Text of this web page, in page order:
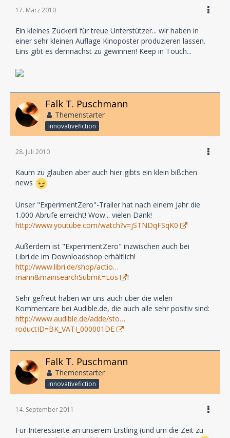
17. März 2010
Ein kleines Zuckerli für treue Unterstützer... wir haben in
einer sehr kleinen Auflage Kinoposter produzieren lassen.
Eins gibt es demnächst zu gewinnen! Keep in Touch...
Falk T. Puschmann
Themenstarter
innovativefiction
28. Juli 2010
Kaum zu glauben aber auch hier gibts ein klein bißchen
news
Unser "ExperimentZero"-Trailer hat nach einem Jahr die
1.000 Abrufe erreicht! Wow... vielen Dank!
http://www.youtube.com/watch?v=jSTNDqFSqK0
Außerdem ist "ExperimentZero" inzwischen auch bei
Libri.de im Downloadshop erhältlich!
http://www.libri.de/shop/actio…
mann&mainsearchSubmit=Los
!
Sehr gefreut haben wir uns auch über die vielen
Kommentare bei Audible.de, die auch alle sehr positiv sind:
http://www.audible.de/adde/sto…
roductID=BK_VATI_000001DE
Falk T. Puschmann
Themenstarter
innovativefiction
14. September 2011
Für Interessierte an unserem Erstling (und um die Zeit zu